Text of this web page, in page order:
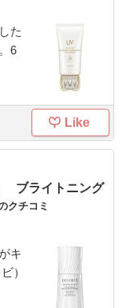
た
6
Like
ブライトニング
クチコミ
キ
）